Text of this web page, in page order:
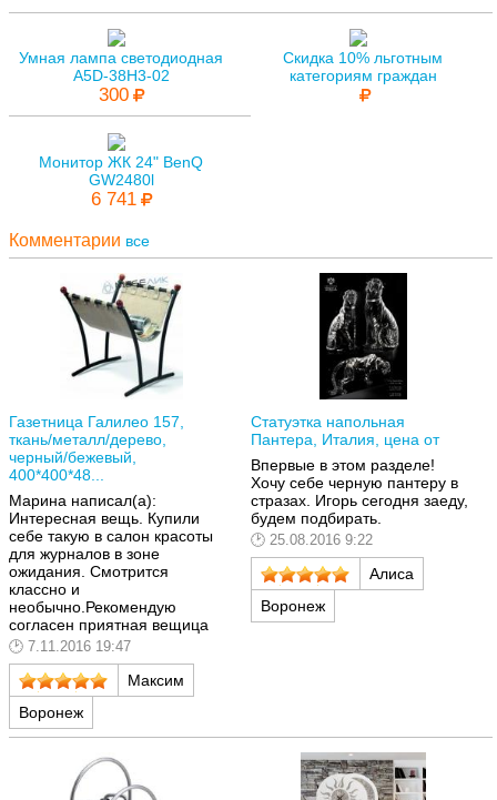
Умная лампа светодиодная
A5D-38H3-02
300
Скидка 10% льготным
категориям граждан
Монитор ЖК 24" BenQ
GW2480l
6 741
Комментарии все
Газетница Галилео 157,
ткань/металл/дерево,
черный/бежевый,
400*400*48...
Марина написал(а):
Интересная вещь. Купили
себе такую в салон красоты
для журналов в зоне
ожидания. Смотрится
классно и
необычно.Рекомендую
согласен приятная вещица
7.11.2016 19:47
Максим
Воронеж
Статуэтка напольная
Пантера, Италия, цена от
Впервые в этом разделе!
Хочу себе черную пантеру в
стразах. Игорь сегодня заеду,
будем подбирать.
25.08.2016 9:22
Алиса
Воронеж